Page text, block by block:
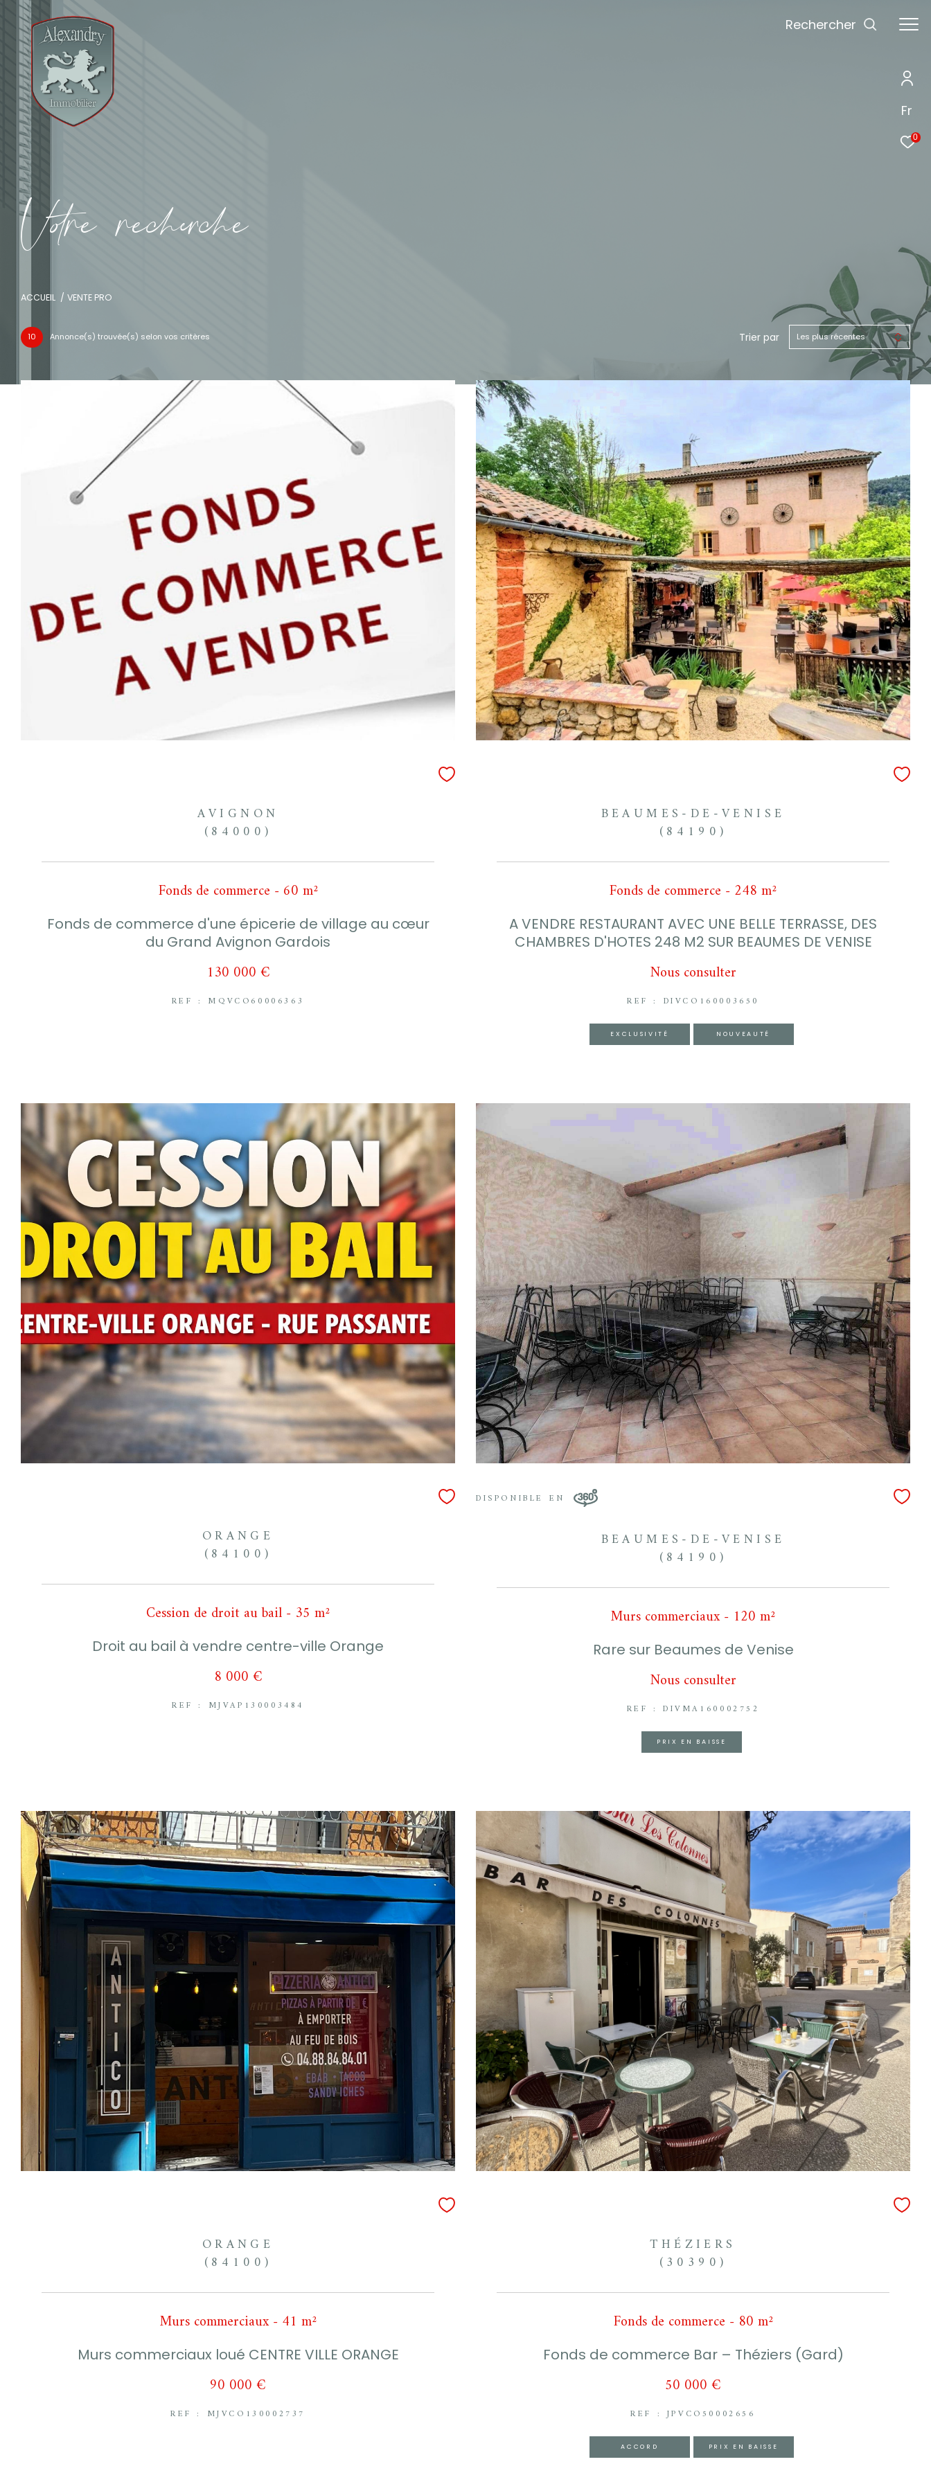
Fr
0
Rechercher
Vore recece
ACCUEIL VENTE PRO
10 Annonce(s) trouvée(s) selon vos critères Trier par Les plus récentes
AVIGNON
(84000)
Fonds de commerce - 60 m²
Fonds de commerce d'une épicerie de village au cœur
du Grand Avignon Gardois
130 000 €
REF : MQVCO60006363
BEAUMES-DE-VENISE
(84190)
Fonds de commerce - 248 m²
A VENDRE RESTAURANT AVEC UNE BELLE TERRASSE, DES
CHAMBRES D'HOTES 248 M2 SUR BEAUMES DE VENISE
Nous consulter
REF : DIVCO160003650
EXCLUSIVITÉ NOUVEAUTÉ
ORANGE
(84100)
Cession de droit au bail - 35 m²
Droit au bail à vendre centre-ville Orange
8 000 €
REF : MJVAP130003484
DISPONIBLE EN
BEAUMES-DE-VENISE
(84190)
Murs commerciaux - 120 m²
Rare sur Beaumes de Venise
Nous consulter
REF : DIVMA160002752
PRIX EN BAISSE
ORANGE
(84100)
Murs commerciaux - 41 m²
Murs commerciaux loué CENTRE VILLE ORANGE
90 000 €
REF : MJVCO130002737
THÉZIERS
(30390)
Fonds de commerce - 80 m²
Fonds de commerce Bar – Théziers (Gard)
50 000 €
REF : JPVCO50002656
ACCORD PRIX EN BAISSE